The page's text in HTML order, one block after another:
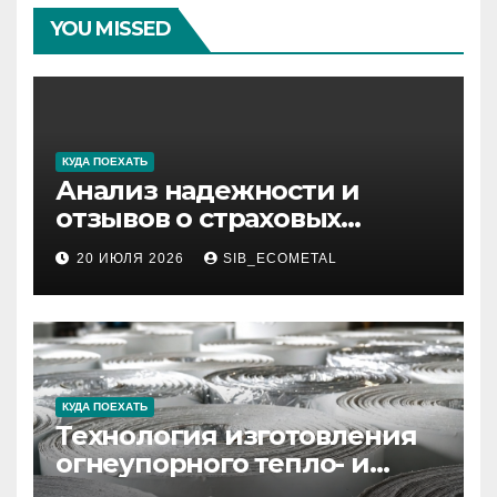
YOU MISSED
КУДА ПОЕХАТЬ
Анализ надежности и
отзывов о страховых
компаниях по итогам 2026
года
20 ИЮЛЯ 2026 SIB_ECOMETAL
КУДА ПОЕХАТЬ
Технология изготовления
огнеупорного тепло- и